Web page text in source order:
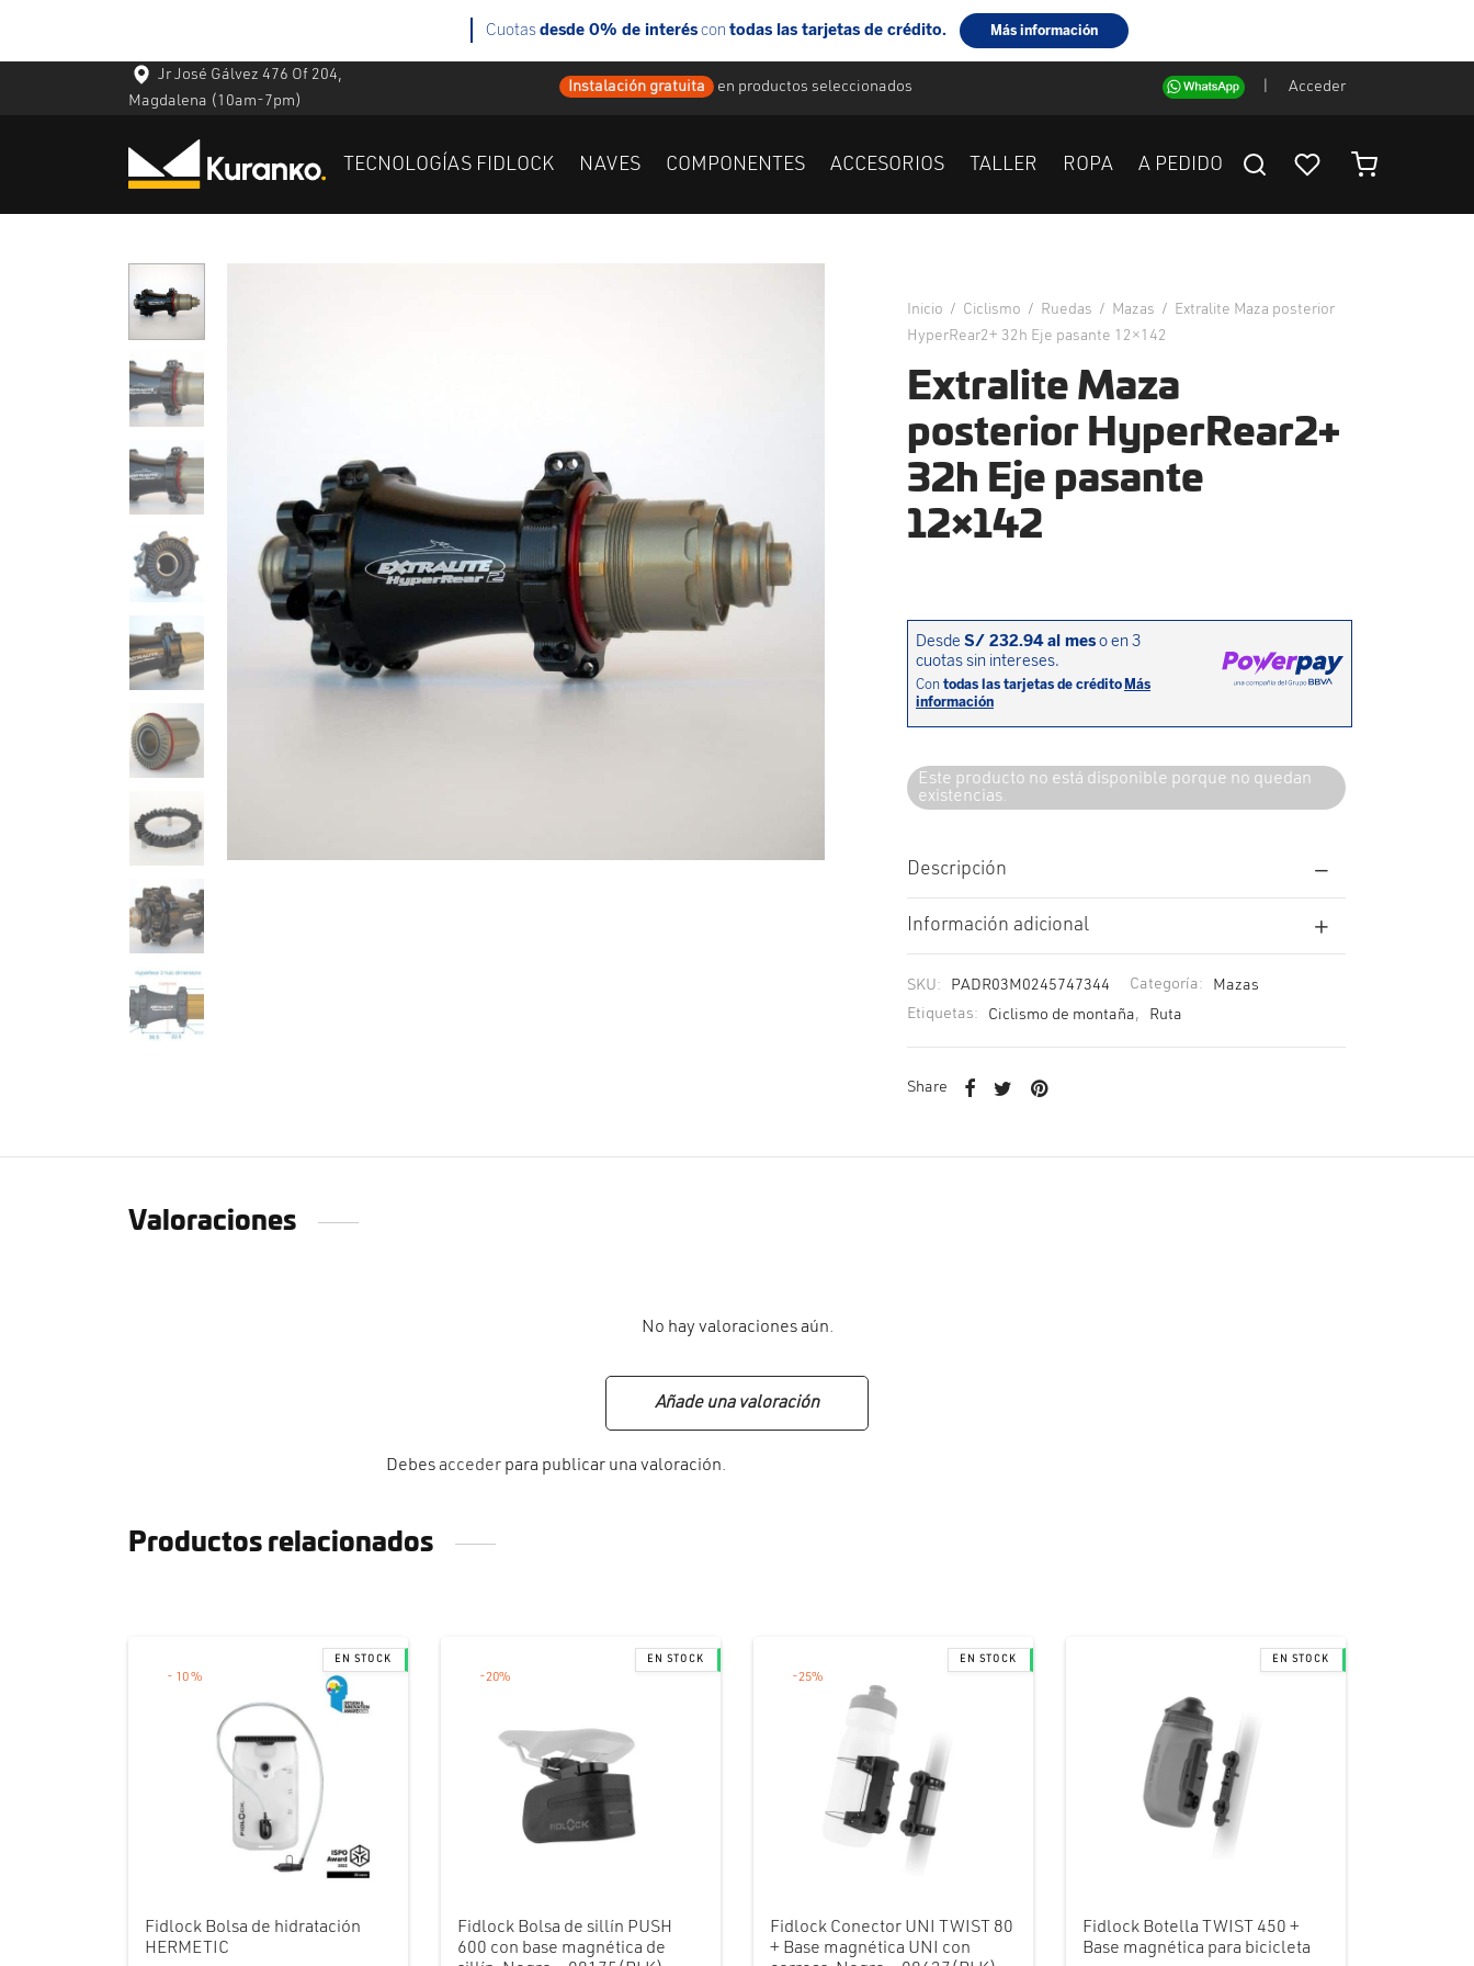
Jr José Gálvez 476 Of 204,
Magdalena (10am-7pm)
Instalación gratuita en productos seleccionados Acceder
TECNOLOGÍAS FIDLOCK NAVES COMPONENTES ACCESORIOS TALLER ROPA A PEDIDO
Inicio / Ciclismo / Ruedas / Mazas /
Extralite Maza posterior
HyperRear2+ 32h Eje pasante 12×142
Extralite Maza
posterior HyperRear2+
32h Eje pasante
12×142
Este producto no está disponible porque no quedan
existencias.
Descripción
Información adicional
SKU: PADR03M0245747344 Categoría:
Mazas
Etiquetas:
Ciclismo de montaña, Ruta
Share
Valoraciones
No hay valoraciones aún.
Añade una valoración
Debesacceder para publicar una valoración.
Productos relacionados
- 10%
Fidlock Bolsa de hidratación
HERMETIC
-20%
Fidlock Bolsa de sillín PUSH
600 con base magnética de
-25%
Fidlock Conector UNI TWIST 80
+ Base magnética UNI con
Fidlock Botella TWIST 450 +
Base magnética para bicicleta